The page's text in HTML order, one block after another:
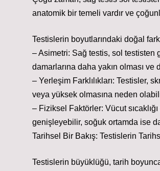
anatomik bir temeli vardır ve
Testislerin boyutlarındaki doğal
– Asimetri: Sağ testis, sol testisten
damarlarına daha yakın olması
– Yerleşim Farklılıkları: Testisler,
veya yüksek olmasına neden
– Fiziksel Faktörler: Vücut
genişleyebilir, soğuk ortamda ise
Tarihsel Bir Bakış: Testislerin
Testislerin büyüklüğü, tarih